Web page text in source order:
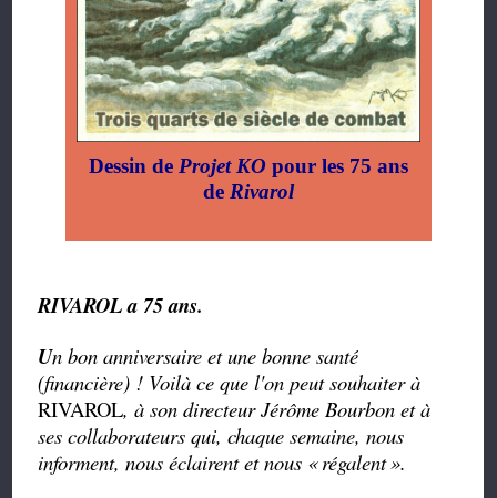
Dessin de Projet KOpour les 75 ans
de Rivarol
RIVAROL a 75 ans.
Un bon anniversaire et une bonne santé
(financière) ! Voilà ce que l'on peut souhaiter à
RIVAROL, à son directeur Jérôme Bourbon et à
ses collaborateurs qui, chaque semaine, nous
informent, nous éclairent et nous «régalent».